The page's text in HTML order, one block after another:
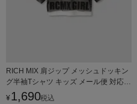
RICH MIX 肩ジップ メッシュドッキン
グ半袖Tシャツ キッズ メール便 対応商
品
¥ 1,690税込